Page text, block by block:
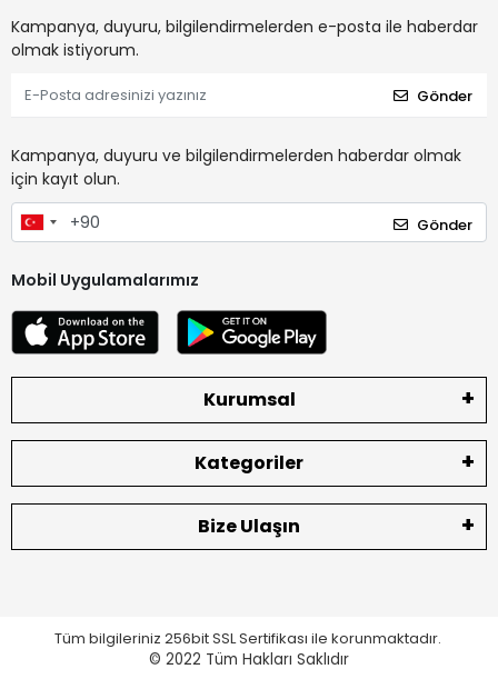
Kampanya, duyuru, bilgilendirmelerden e-posta ile haberdar
olmak istiyorum.
Gönder
Kampanya, duyuru ve bilgilendirmelerden haberdar olmak
için kayıt olun.
Gönder
Mobil Uygulamalarımız
Kurumsal
Kategoriler
Bize Ulaşın
Tüm bilgileriniz 256bit SSL Sertifikası ile korunmaktadır.
© 2022 Tüm Hakları Saklıdır